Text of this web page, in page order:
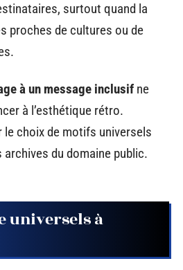
surtout quand la
proches de cultures ou de
à un message inclusif ne
à l’esthétique rétro.
le choix de motifs universels
du domaine public.
universels à